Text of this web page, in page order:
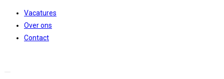
Spring
naar
Vacatures
Over ons
Contact